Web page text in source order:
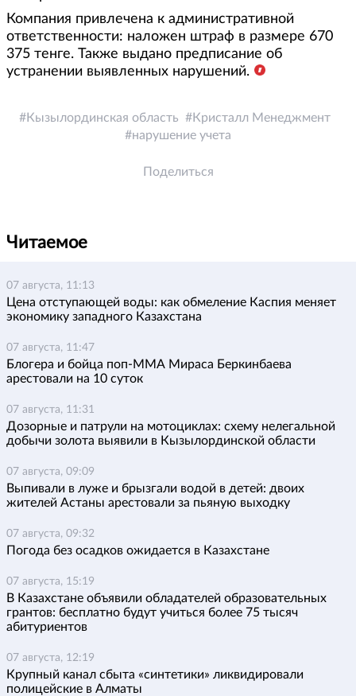
Компания привлечена к административной
ответственности: наложен штраф в размере 670
375 тенге. Также выдано предписание об
устранении выявленных нарушений.
Кызылординская область
Кристалл Менеджмент
нарушение учета
Поделиться
Читаемое
07 августа, 11:13
Цена отступающей воды: как обмеление Каспия меняет
экономику западного Казахстана
07 августа, 11:47
Блогера и бойца поп-ММА Мираса Беркинбаева
арестовали на 10 суток
07 августа, 11:31
Дозорные и патрули на мотоциклах: схему нелегальной
добычи золота выявили в Кызылординской области
07 августа, 09:09
Выпивали в луже и брызгали водой в детей: двоих
жителей Астаны арестовали за пьяную выходку
07 августа, 09:32
Погода без осадков ожидается в Казахстане
07 августа, 15:19
В Казахстане объявили обладателей образовательных
грантов: бесплатно будут учиться более 75 тысяч
абитуриентов
07 августа, 12:19
Крупный канал сбыта «синтетики» ликвидировали
полицейские в Алматы